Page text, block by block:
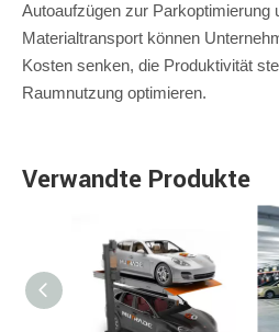
Autoaufzügen zur Parkoptimierung
Materialtransport können
Kosten senken, die Produktivität
Raumnutzung optimieren.
Verwandte Produkte